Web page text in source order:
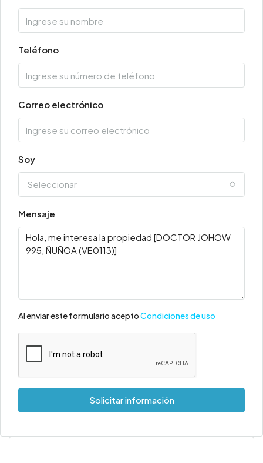
Teléfono
Correo electrónico
Soy
Seleccionar
Mensaje
Al enviar este formulario aceptoCondiciones de uso
Solicitar información